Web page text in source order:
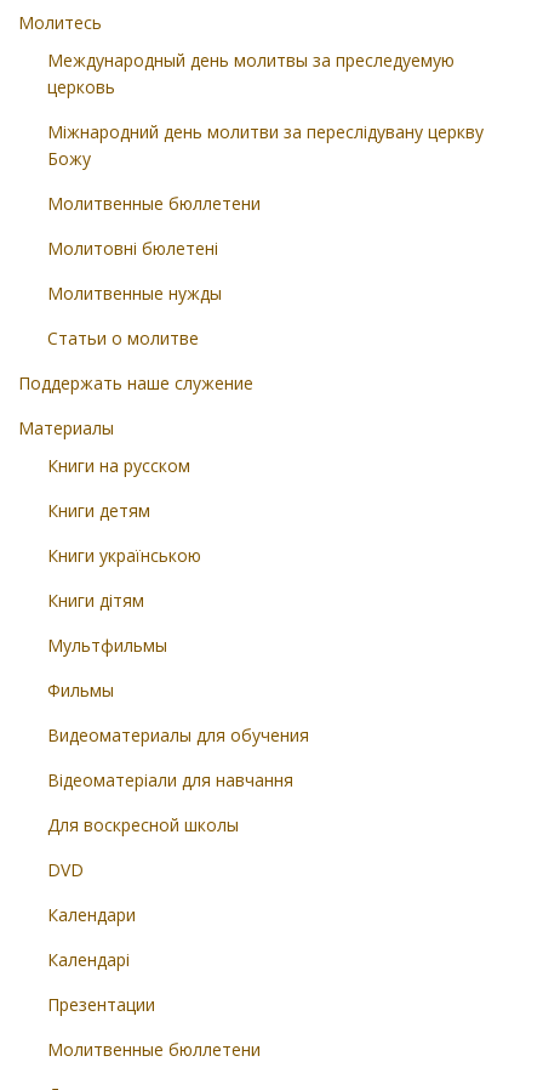
Молитесь
Международный день молитвы за преследуемую
церковь
Міжнародний день молитви за переслідувану церкву
Божу
Молитвенные бюллетени
Молитовні бюлетені
Молитвенные нужды
Статьи о молитве
Поддержать наше служение
Материалы
Книги на русском
Книги детям
Книги українською
Книги дітям
Мультфильмы
Фильмы
Видеоматериалы для обучения
Відеоматеріали для навчання
Для воскресной школы
DVD
Календари
Календарі
Презентации
Молитвенные бюллетени